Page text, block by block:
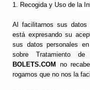
1. Recogida y Uso de la
Al facilitarnos sus datos
está expresando su
sus datos personales
sobre Tratamiento
BOLETS.COM
no
rogamos que no nos la